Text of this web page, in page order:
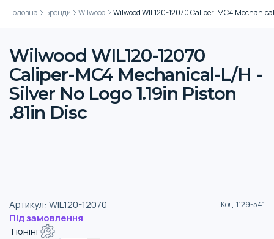
Головна Бренди Wilwood Wilwood WIL120-12070 Caliper-MC4
Wilwood WIL120-12070
Caliper-MC4 Mechanical-L/H -
Silver No Logo 1.19in Piston
.81in Disc
Артикул: WIL120-12070 Код:1129-541
Під замовлення
Тюнінг